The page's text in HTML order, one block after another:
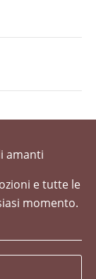
amanti
e tutte le
momento.